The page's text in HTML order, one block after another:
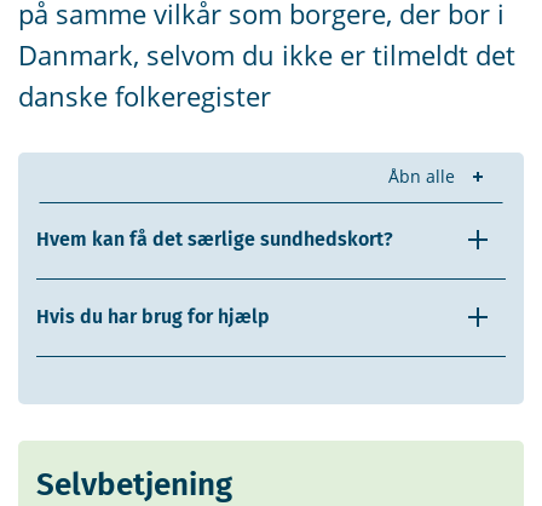
på samme vilkår som borgere, der bor i
Danmark, selvom du ikke er tilmeldt det
danske folkeregister
Åbn alle
Hvem kan få det særlige sundhedskort?
Hvis du har brug for hjælp
Selvbetjening